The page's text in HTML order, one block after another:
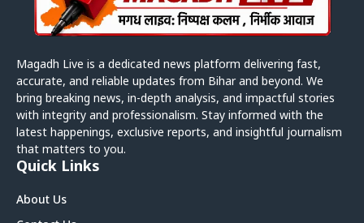
Magadh Live is a dedicated news platform delivering fast,
accurate, and reliable updates from Bihar and beyond. We
bring breaking news, in-depth analysis, and impactful stories
with integrity and professionalism. Stay informed with the
latest happenings, exclusive reports, and insightful journalism
that matters to you.
Quick Links
About Us